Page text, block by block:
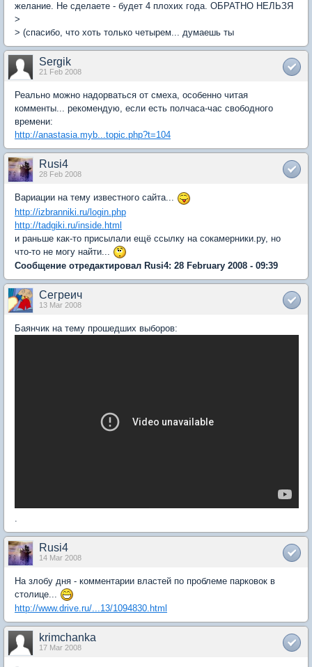
желание. Не сделаете - будет 4 плохих года. ОБРАТНО НЕЛЬЗЯ
>
> (спасибо, что хоть только четырем... думаешь ты
Sergik
21 Feb 2008
Реально можно надорваться от смеха, особенно читая
комменты... рекомендую, если есть полчаса-час свободного
времени:
http://anastasia.myb...topic.php?t=104
Rusi4
28 Feb 2008
Вариации на тему известного сайта...
http://izbranniki.ru/login.php
http://tadgiki.ru/inside.html
и раньше как-то присылали ещё ссылку на сокамерники.ру, но
что-то не могу найти...
Сообщение отредактировал Rusi4: 28 February 2008 - 09:39
Сегреич
13 Mar 2008
Баянчик на тему прошедших выборов:
Rusi4
14 Mar 2008
На злобу дня - комментарии властей по проблеме парковок в
столице...
http://www.drive.ru/...13/1094830.html
krimchanka
17 Mar 2008